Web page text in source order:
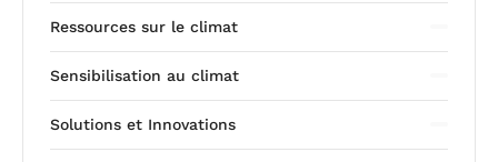
Ressources sur le climat
Sensibilisation au climat
Solutions et Innovations